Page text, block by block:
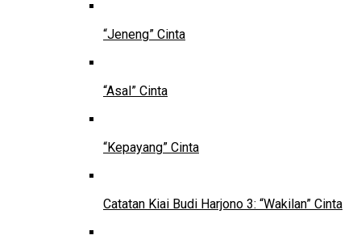
“Jeneng” Cinta
“Asal” Cinta
“Kepayang” Cinta
Catatan Kiai Budi Harjono 3: “Wakilan” Cinta